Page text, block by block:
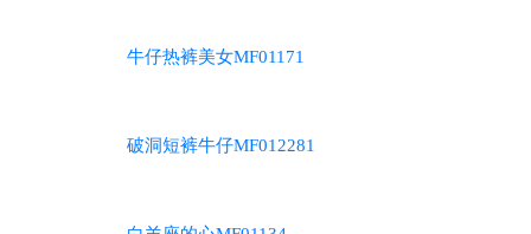
牛仔热裤美女MF01171
破洞短裤牛仔MF012281